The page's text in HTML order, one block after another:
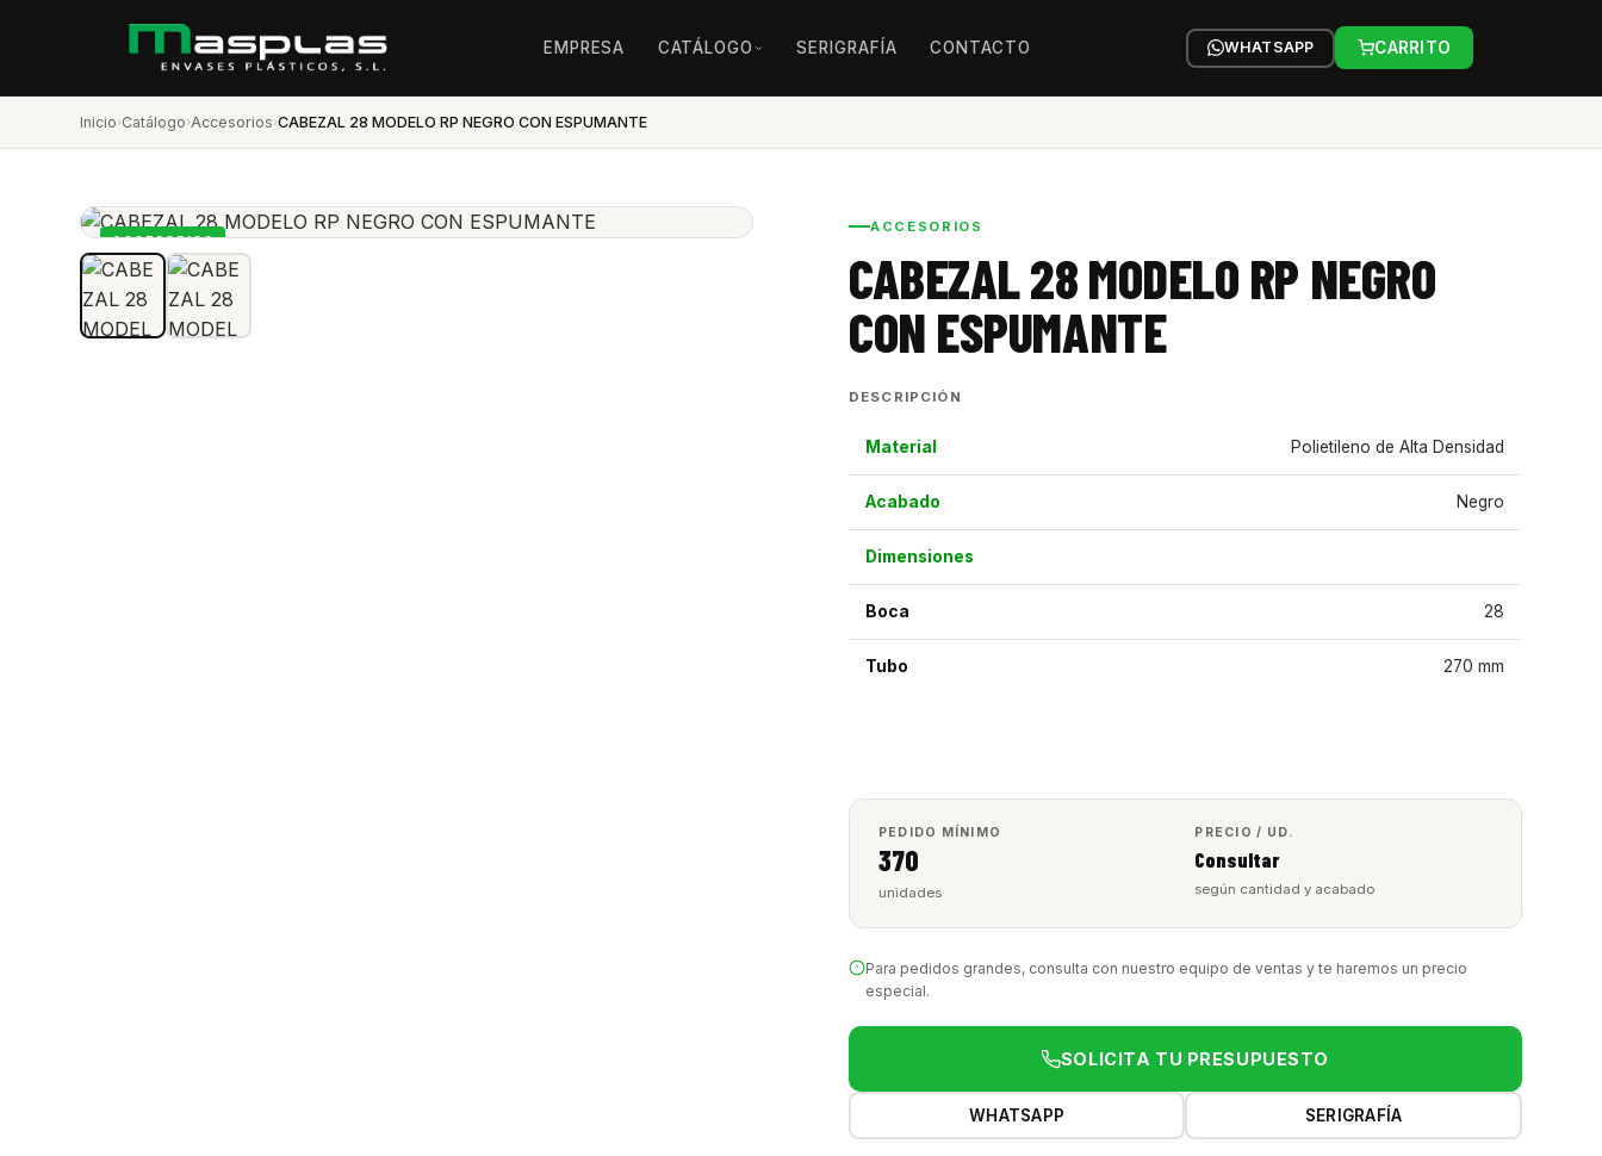
EMPRESA CATÁLOGO SERIGRAFÍA CONTACTO WHATSAPP CARRITO
Inicio›Catálogo›Accesorios›CABEZAL 28 MODELO RP NEGRO CON ESPUMANTE
ACCESORIOS
ACCESORIOS
CABEZAL 28 MODELO RP NEGRO
CON ESPUMANTE
DESCRIPCIÓN
Material Polietileno de Alta Densidad
Acabado Negro
Dimensiones
Boca 28
Tubo 270 mm
PEDIDO MÍNIMO
370
unidades
PRECIO / UD.
Consultar
según cantidad y acabado
Para pedidos grandes, consulta con nuestro equipo de ventas y te haremos un precio
especial.
SOLICITA TU PRESUPUESTO
WHATSAPP SERIGRAFÍA